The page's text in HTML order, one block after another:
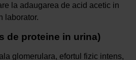
la adaugarea de acid acetic in
laborator.
de proteine in urina)
glomerulara, efortul fizic intens,